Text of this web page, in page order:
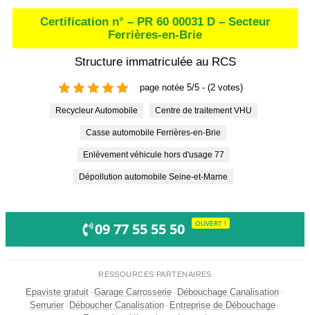
Certification n° – PR 60 00031 D – Secteur
Ferrières-en-Brie
Structure immatriculée au RCS
page notée 5/5 - (2 votes)
Recycleur Automobile Centre de traitement VHU
Casse automobile Ferrières-en-Brie
Enlèvement véhicule hors d'usage 77
Dépollution automobile Seine-et-Marne
09 77 55 55 50 OUVERT !
RESSOURCES PARTENAIRES
Epaviste gratuit · Garage Carrosserie · Débouchage Canalisation ·
Serrurier · Déboucher Canalisation · Entreprise de Débouchage ·